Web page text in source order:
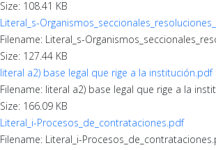
Size: 108.41 KB
Literal_s-
Filename: Literal_s-
Size: 127.44 KB
literal a2) base legal que rige a la institución.pdf
Filename: literal a2) base legal que rige a la
Size: 166.09 KB
Literal_i-Procesos_de_contrataciones.pdf
Filename: Literal_i-